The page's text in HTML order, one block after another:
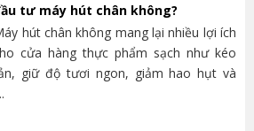
tư máy hút chân không?
hút chân không mang lại nhiều lợi ích
cửa hàng thực phẩm sạch như kéo
giữ độ tươi ngon, giảm hao hụt và